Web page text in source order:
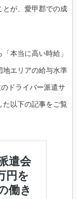
とが、愛甲郡での成
本当に高い時給」
地エリアの給与水準
ドライバー派遣サ
た以下の記事をご覧